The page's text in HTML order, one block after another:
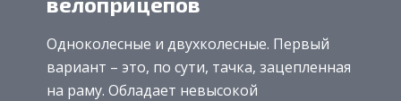
Одноколесные и двухколесные. Первый
вариант – это, по сути, тачка, зацепленная
на раму. Обладает невысокой